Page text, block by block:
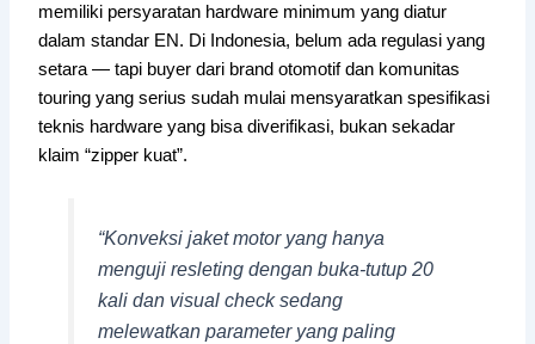
memiliki persyaratan hardware minimum yang diatur
dalam standar EN. Di Indonesia, belum ada regulasi yang
setara — tapi buyer dari brand otomotif dan komunitas
touring yang serius sudah mulai mensyaratkan spesifikasi
teknis hardware yang bisa diverifikasi, bukan sekadar
klaim “zipper kuat”.
“Konveksi jaket motor yang hanya
menguji resleting dengan buka-tutup 20
kali dan visual check sedang
melewatkan parameter yang paling